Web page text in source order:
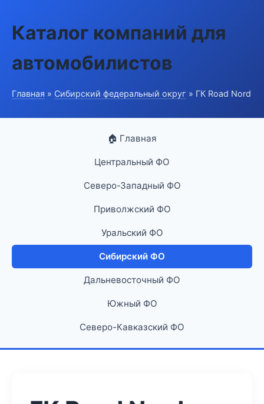
Каталог компаний для
автомобилистов
Главная » Сибирский федеральный округ » ГК Road Nord
🏠 Главная
Центральный ФО
Северо-Западный ФО
Приволжский ФО
Уральский ФО
Сибирский ФО
Дальневосточный ФО
Южный ФО
Северо-Кавказский ФО